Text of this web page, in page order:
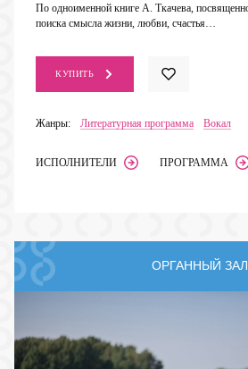
КУПИТЬ
По одноименной книге А. Ткачева,
поиска смысла жизни, любви, счастья…
Жанры: Литературная программа Вокал
ИСПОЛНИТЕЛИ ПРОГРАММА
ОРГАННЫЙ ЗАЛ